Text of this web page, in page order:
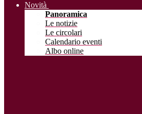
Novità
Panoramica
Le notizie
Le circolari
Calendario eventi
Albo online